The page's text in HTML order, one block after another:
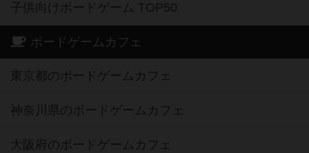
子供向けボードゲーム TOP50
ボードゲームカフェ
東京都のボードゲームカフェ
神奈川県のボードゲームカフェ
大阪府のボードゲームカフェ